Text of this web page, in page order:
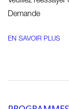
Demande
EN SAVOIR PLUS